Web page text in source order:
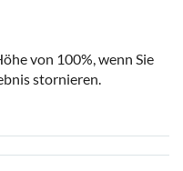
von 100%, wenn Sie
stornieren.